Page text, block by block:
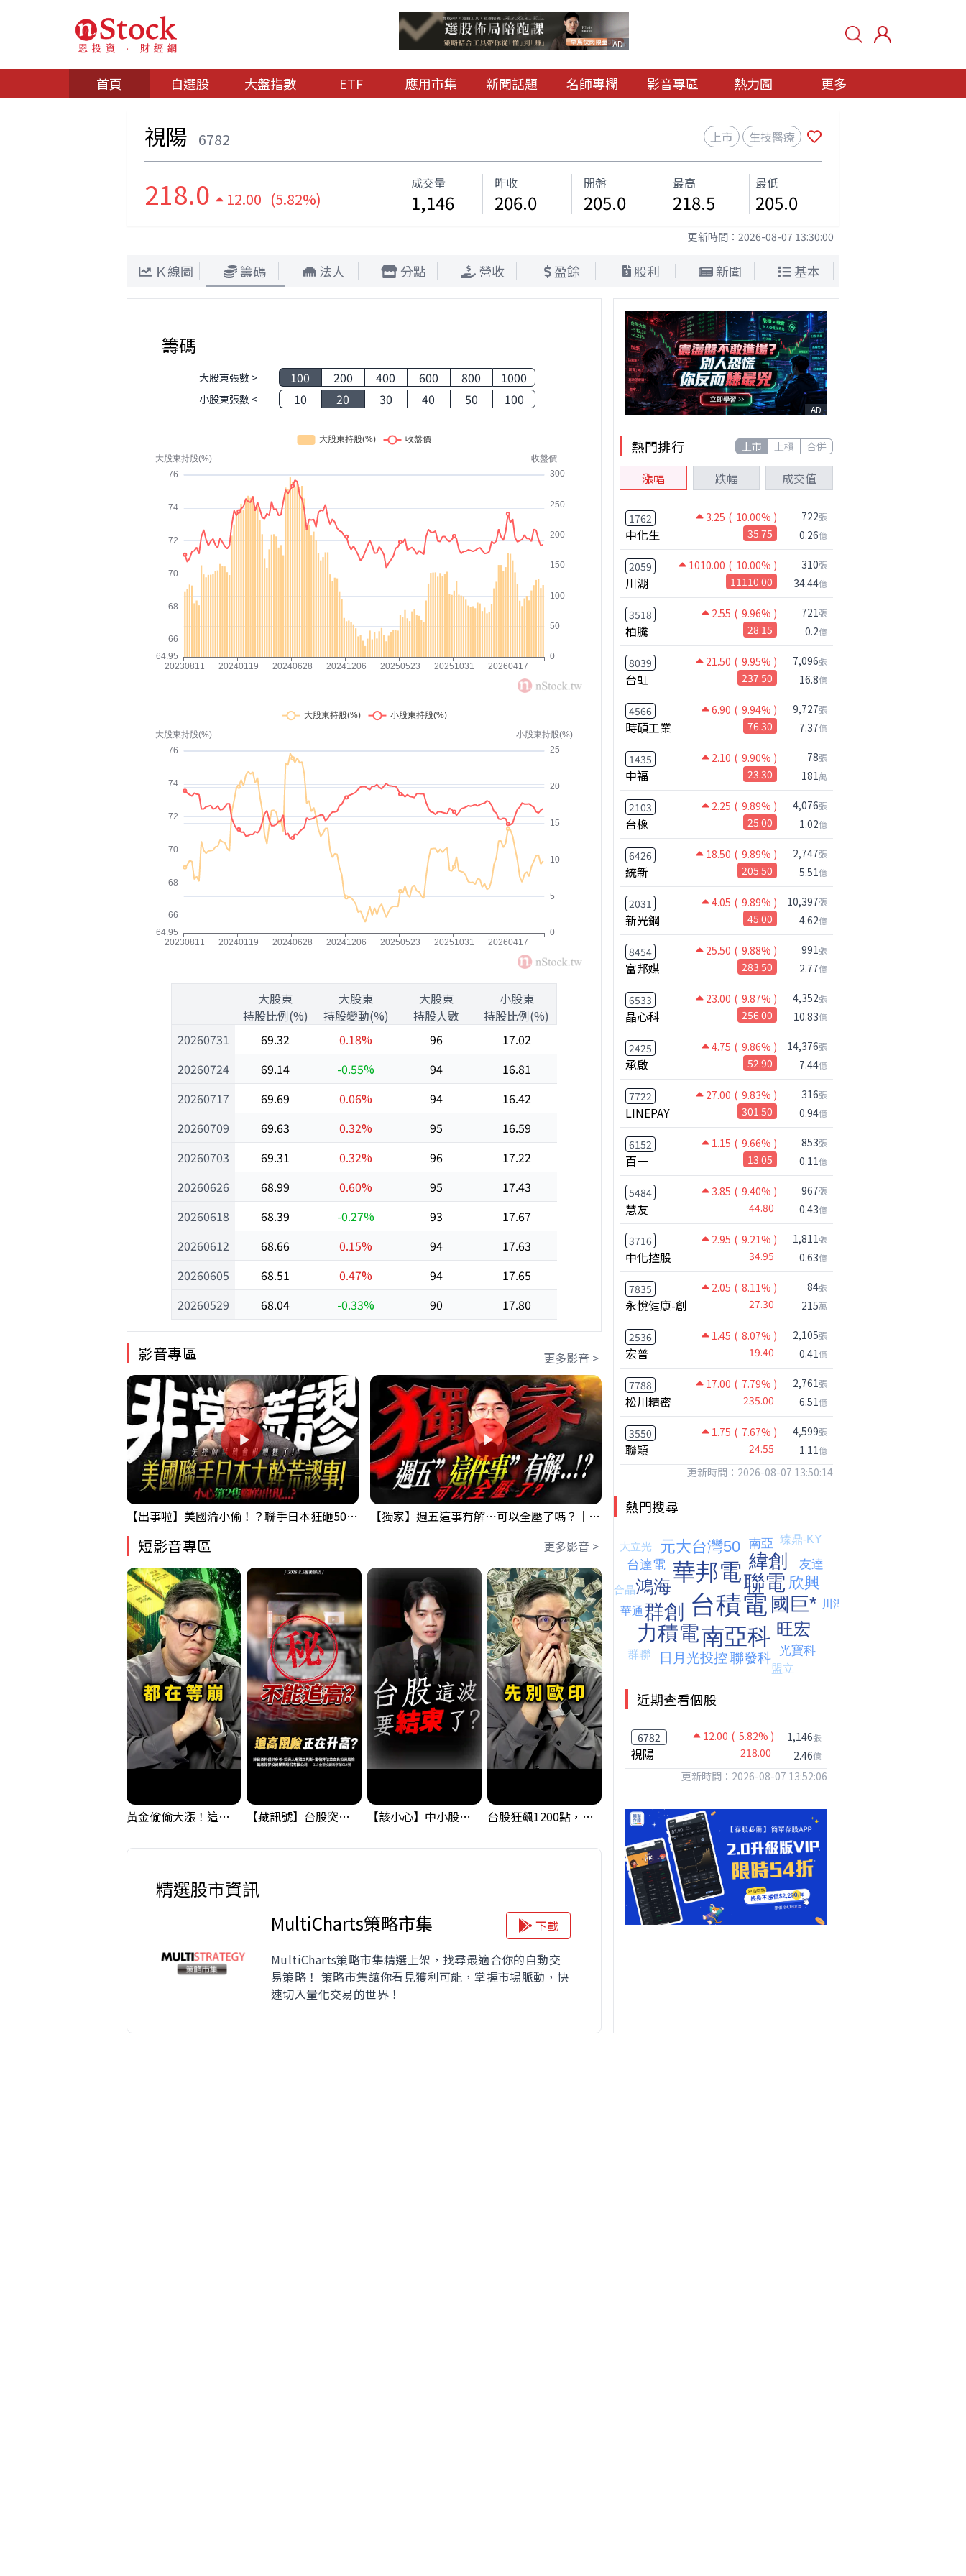
AD
首頁 自選股 大盤指數 ETF 應用市集 新聞話題 名師專欄 影音專區 熱力圖 更多
視陽 6782 上市 生技醫療
218.0 12.00 (5.82%)
成交量
1,146
昨收
206.0
開盤
205.0
最高
218.5
最低
205.0
更新時間： 2026-08-07 13:30:00
Ｋ線圖 籌碼 法人 分點 營收 盈餘 股利 新聞 基本
籌碼
大股東張數 > 100 200 400 600 800 1000
小股東張數 < 10 20 30 40 50 100
20260731
20260724
20260717
20260709
20260703
20260626
20260618
20260612
20260605
20260529
大股東
持股比例(%)
大股東
持股變動(%)
大股東
持股人數
小股東
持股比例(%)
69.32
0.18% 96
17.02
69.14
-0.55% 94
16.81
69.69
0.06% 94
16.42
69.63
0.32% 95
16.59
69.31
0.32% 96
17.22
68.99
0.60% 95
17.43
68.39
-0.27% 93
17.67
68.66
0.15% 94
17.63
68.51
0.47% 94
17.65
68.04
-0.33% 90 17.80
影音專區 更多影音 >
【出事啦】美國淪小偷！？聯手日本狂砸50億幹荒謬事！美元急殺黃金噴發，外資準備血洗台股！？｜ Mr.永年 李｜ 盤後講股 Mr.永年 李 2026 / 08 / 06 【獨家】週五這事有解⋯可以全壓了嗎？｜錢進大趨勢 Mr.智霖 陳 2026/08/06
短影音專區 更多影音 >
黃金偷偷大漲！這才是決定台股生死的「真風向球」！｜Mr.Jimmy高志銘 #黃金 #美元指數 #聯準會 【藏訊號】台股突破季線，週一我提醒了這個關鍵訊號 【該小心】中小股派對結束 ? 關鍵訊號都指向... 台股狂飆1200點，但還有兩關沒過｜Mr.Jimmy高志銘 #台股 #期貨 #加權指數 【我被黑了?】是真的聽不懂嗎...還是... #股票分析 #因果分析
精選股市資訊
MultiCharts策略市集
下載
MultiCharts策略市集精選上架，找尋最適合你的自動交
易策略！ 策略市集讓你看見獲利可能，掌握市場脈動，快
速切入量化交易的世界！
AD
熱門排行 上市 上櫃 合併
漲幅 跌幅 成交值
1762 3.25 ( 10.00% )
中化生 35.75
722張
0.26億
2059 1010.00 ( 10.00% )
川湖 11110.00
310張
34.44億
3518 2.55 ( 9.96% )
柏騰 28.15
721張
0.2億
8039 21.50 ( 9.95% )
台虹 237.50
7,096張
16.8億
4566 6.90 ( 9.94% )
時碩工業 76.30
9,727張
7.37億
1435 2.10 ( 9.90% )
中福 23.30
78張
181萬
2103 2.25 ( 9.89% )
台橡 25.00
4,076張
1.02億
6426 18.50 ( 9.89% )
統新 205.50
2,747張
5.51億
2031 4.05 ( 9.89% )
新光鋼 45.00
10,397張
4.62億
8454 25.50 ( 9.88% )
富邦媒 283.50
991張
2.77億
6533 23.00 ( 9.87% )
晶心科 256.00
4,352張
10.83億
2425 4.75 ( 9.86% )
承啟 52.90
14,376張
7.44億
7722 27.00 ( 9.83% )
LINEPAY 301.50
316張
0.94億
6152 1.15 ( 9.66% )
百一 13.05
853張
0.11億
5484 3.85 ( 9.40% )
慧友 44.80
967張
0.43億
3716 2.95 ( 9.21% )
中化控股 34.95
1,811張
0.63億
7835 2.05 ( 8.11% )
永悅健康-創 27.30
84張
215萬
2536 1.45 ( 8.07% )
宏普 19.40
2,105張
0.41億
7788 17.00 ( 7.79% )
松川精密 235.00
2,761張
6.51億
3550 1.75 ( 7.67% )
聯穎 24.55
4,599張
1.11億
更新時間：2026-08-07 13:50:14
熱門搜尋
近期查看個股
6782 12.00 ( 5.82% )
視陽 218.00
1,146張
2.46億
更新時間：2026-08-07 13:52:06